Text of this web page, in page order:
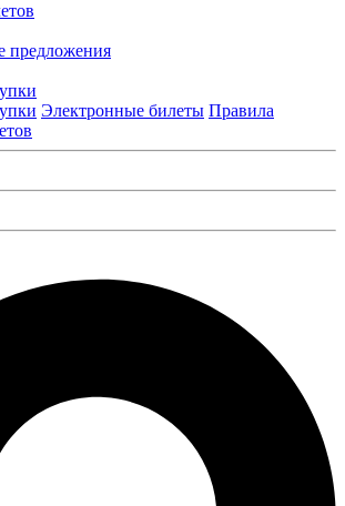
предложения
Электронные билеты Правила